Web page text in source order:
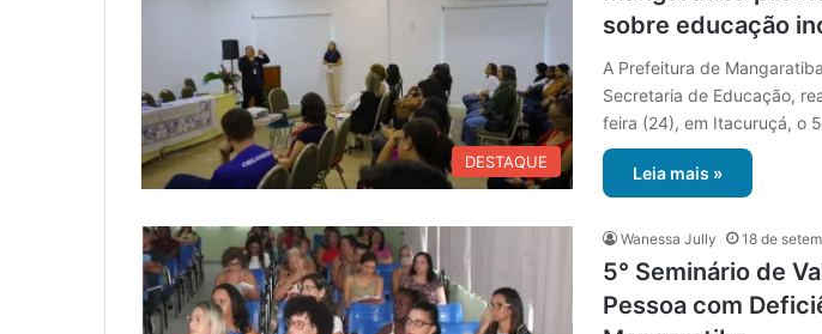
DESTAQUE
sobre educação
A Prefeitura de
Secretaria de Educação,
feira (24), em Itacuruçá, o
Leia mais »
Wanessa Jully 18 de
5° Seminário de
Pessoa com